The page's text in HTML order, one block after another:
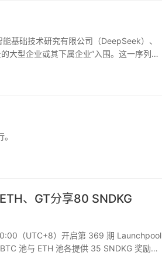
基础技术研究有限公司（DeepSeek）、
大型企业或其下属企业”入围。这一序列的
、GT分享80 SNDKG
（UTC+8）开启第 369 期 Launchpool
池与 ETH 池各提供 35 SNDKG 奖励，